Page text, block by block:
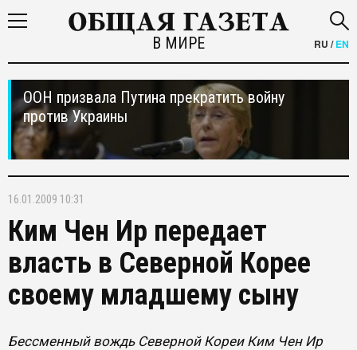
В МИРЕ RU /EN
ООН призвала Путина прекратить войну
против Украины
16.01.2009 10:31
Ким Чен Ир передает
власть в Северной Корее
своему младшему сыну
Бессменный вождь Северной Кореи Ким Чен Ир